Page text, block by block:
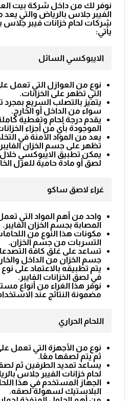
نوفر لك من داخل شركة بيت
الفيبر جلاس بالرياض والتي
شركات لحام خزانات فيبر جلاس
يأتي:
الايبوكسي السائل
نوع من العوازل التي تعمل
التي تظهر على الخزانات.
يتميز بالتصلب السريع بمجرد
سواء من الداخل أو الخارج.
يقدم درجة لحام وتغطية
الموجودة بأي من أجزاء
يعد من المواد الآمنة في
تظهر على جسم الخزان
يمكن تطبيق الايبوكسي خلال
لصق أو مادة حامية للعزل
غراء لاصق ساكو
واحد من أهم المواد التي
المصابة بجسم الخزان الفايبر.
مكونات هذا النوع من
التسربات من جسم الخزان.
تساعد على غلق كافة
جسم الخزان من الداخل
يتم تطبيقه بالاعتماد على
في لصق الخزانات الفايبر.
نوفر هذا الغراء من أنواع
مضمونة النتائج عند
اللحام الحراري
نوع من الأجهزة التي تعمل
ثم يتم لصقها معًا.
يساعد تمديد الطرفين ثم
لحام خزانات الفيبر جلاس
الجهاز المستخدم في هذا
البلاستيك لسهولة لصقه.